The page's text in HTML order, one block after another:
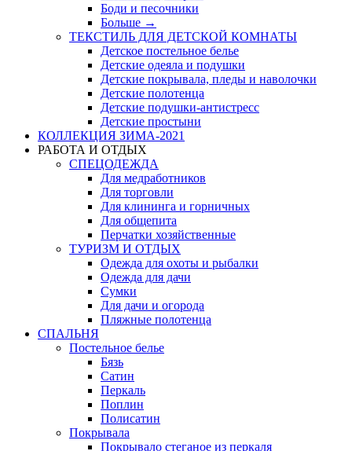
Боди и песочники
Больше →
ТЕКСТИЛЬ ДЛЯ ДЕТСКОЙ КОМНАТЫ
Детское постельное белье
Детские одеяла и подушки
Детские покрывала, пледы и наволочки
Детские полотенца
Детские подушки-антистресс
Детские простыни
КОЛЛЕКЦИЯ ЗИМА-2021
РАБОТА И ОТДЫХ
СПЕЦОДЕЖДА
Для медработников
Для торговли
Для клининга и горничных
Для общепита
Перчатки хозяйственные
ТУРИЗМ И ОТДЫХ
Одежда для охоты и рыбалки
Одежда для дачи
Сумки
Для дачи и огорода
Пляжные полотенца
СПАЛЬНЯ
Постельное белье
Бязь
Сатин
Перкаль
Поплин
Полисатин
Покрывала
Покрывало стеганое из перкаля